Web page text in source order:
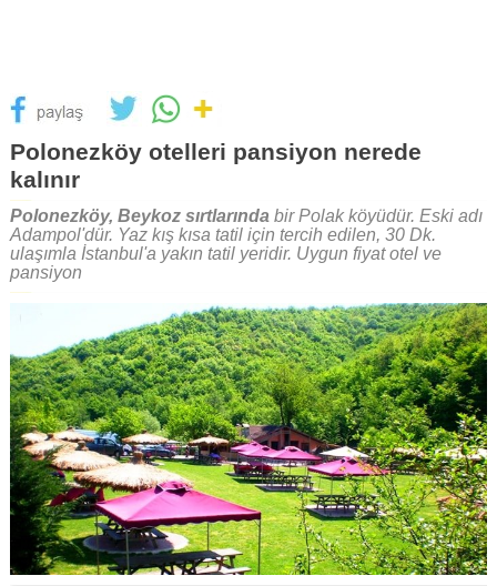
Polonezköy otelleri pansiyon nerede
kalınır
Polonezköy, Beykoz sırtlarında bir Polak köyüdür. Eski adı
Adampol'dür. Yaz kış kısa tatil için tercih edilen, 30 Dk.
ulaşımla İstanbul'a yakın tatil yeridir. Uygun fiyat otel ve
pansiyon